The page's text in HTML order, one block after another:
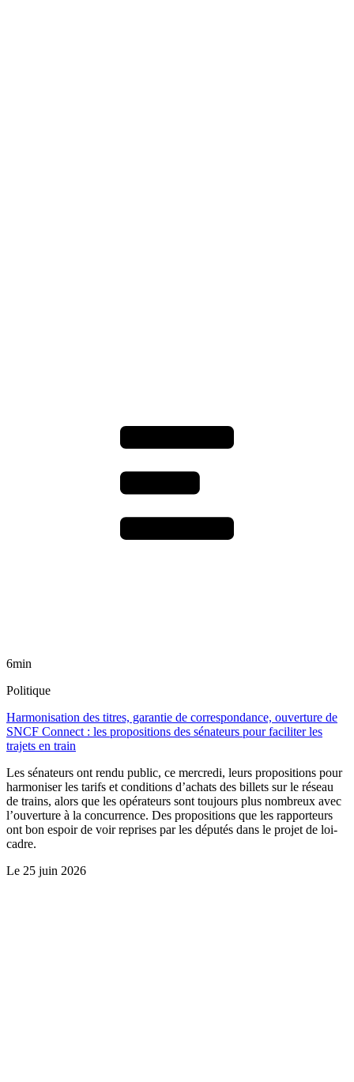
6min
Politique
Harmonisation des titres, garantie de correspondance, ouverture de
SNCF Connect : les propositions des sénateurs pour faciliter les
trajets en train
Les sénateurs ont rendu public, ce mercredi, leurs propositions pour
harmoniser les tarifs et conditions d’achats des billets sur le réseau
de trains, alors que les opérateurs sont toujours plus nombreux avec
l’ouverture à la concurrence. Des propositions que les rapporteurs
ont bon espoir de voir reprises par les députés dans le projet de loi-
cadre.
Le 25 juin 2026